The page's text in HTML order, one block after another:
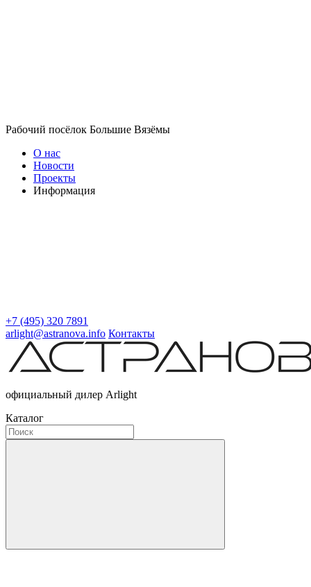
Рабочий посёлок Большие Вязёмы
О нас
Новости
Проекты
Информация
+7 (495) 320 7891
arlight@astranova.info Контакты
официальный дилер Arlight
Каталог